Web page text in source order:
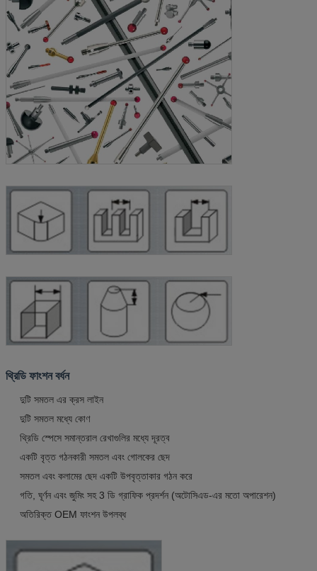
থ্রিডি ফাংশন বর্ধন
দুটি সমতল এর ক্রস লাইন
দুটি সমতল মধ্যে কোণ
থ্রিডি স্পেসে সমান্তরাল রেখাগুলির মধ্যে দূরত্ব
একটি বৃত্ত গঠনকারী সমতল এবং গোলকের ছেদ
সমতল এবং কলামের ছেদ একটি উপবৃত্তাকার গঠন করে
গতি, ঘূর্ণন এবং জুমিং সহ 3 ডি গ্রাফিক প্রদর্শন (অটোসিএড-এর মতো অপারেশন)
অতিরিক্ত OEM ফাংশন উপলব্ধ